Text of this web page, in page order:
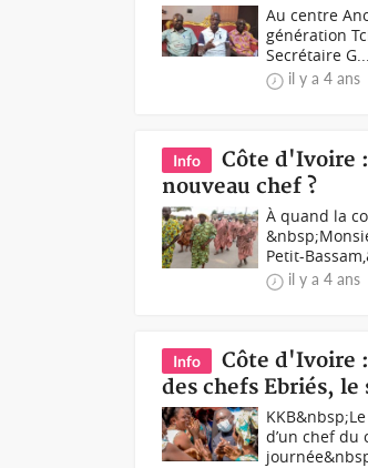
Au centre
génération
Secrétaire G...
il y a 4 ans
Info
Côte d'Ivoire
nouveau chef ?
À quand la
Petit-
il y a 4 ans
Info
Côte d'Ivoire
des chefs Ebriés,
d’un chef du